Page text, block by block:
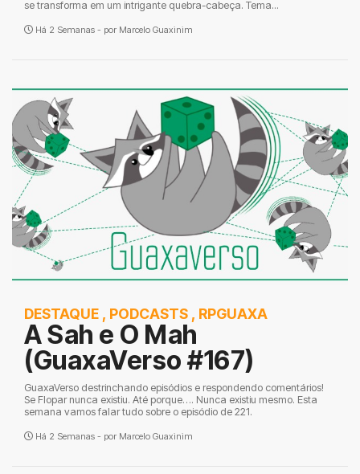
se transforma em um intrigante quebra-cabeça. Tema...
Há 2 Semanas - por Marcelo Guaxinim
DESTAQUE , PODCASTS , RPGUAXA
A Sah e O Mah
(GuaxaVerso #167)
GuaxaVerso destrinchando episódios e respondendo comentários!
Se Flopar nunca existiu. Até porque…. Nunca existiu mesmo. Esta
semana vamos falar tudo sobre o episódio de 221.
Há 2 Semanas - por Marcelo Guaxinim